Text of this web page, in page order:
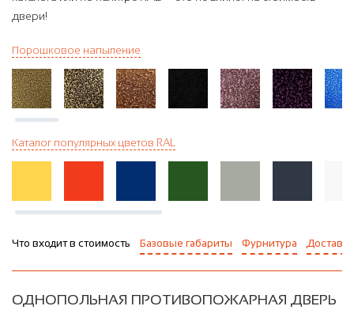
двери!
Порошковое напыление
Каталог популярных цветов RAL
Что входит в стоимость Базовые габариты Фурнитура Доставка
ОДНОПОЛЬНАЯ ПРОТИВОПОЖАРНАЯ ДВЕРЬ